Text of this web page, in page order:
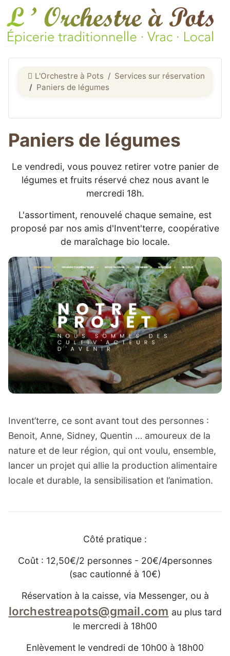
L'Orchestre à Pots
Services sur réservation
Paniers de légumes
Paniers de légumes
Le vendredi, vous pouvez retirer votre panier de
légumes et fruits réservé chez nous avant le
mercredi 18h.
L'assortiment, renouvelé chaque semaine, est
proposé par nos amis d'Invent'terre, coopérative
de maraîchage bio locale.
Invent’terre, ce sont avant tout des personnes :
Benoit, Anne, Sidney, Quentin … amoureux de la
nature et de leur région, qui ont voulu, ensemble,
lancer un projet qui allie la production alimentaire
locale et durable, la sensibilisation et l’animation.
Côté pratique :
Coût : 12,50€/2 personnes - 20€/4personnes
(sac cautionné à 10€)
Réservation à la caisse, via Messenger, ou à
lorchestreapots@gmail.com au plus tard
le mercredi à 18h00
Enlèvement le vendredi de 10h00 à 18h00